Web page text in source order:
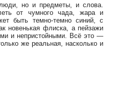
но и предметы, и слова.
от чумного чада, жара и
быть темно-темно синий, с
новенькая флиска, а пейзажи
и непристойными. Всё это —
же реальная, насколько и